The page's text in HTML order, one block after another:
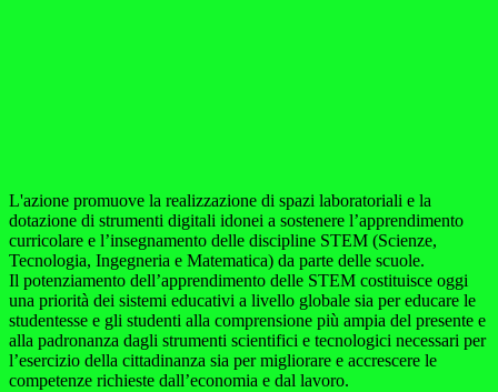
L'azione promuove la realizzazione di spazi laboratoriali e la
dotazione di strumenti digitali idonei a sostenere l’apprendimento
curricolare e l’insegnamento delle discipline STEM (Scienze,
Tecnologia, Ingegneria e Matematica) da parte delle scuole.
Il potenziamento dell’apprendimento delle STEM costituisce oggi
una priorità dei sistemi educativi a livello globale sia per educare le
studentesse e gli studenti alla comprensione più ampia del presente e
alla padronanza dagli strumenti scientifici e tecnologici necessari per
l’esercizio della cittadinanza sia per migliorare e accrescere le
competenze richieste dall’economia e dal lavoro.